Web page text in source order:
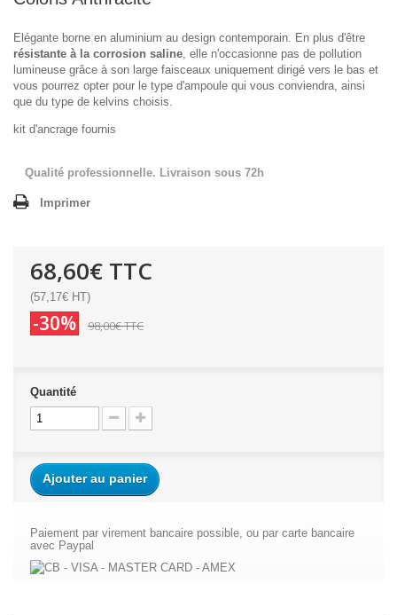
Elégante borne en aluminium au design contemporain. En plus d'être
résistante à la corrosion saline, elle n'occasionne pas de pollution
lumineuse grâce à son large faisceaux uniquement dirigé vers le bas et
vous pourrez opter pour le type d'ampoule qui vous conviendra, ainsi
que du type de kelvins choisis.
kit d'ancrage fournis
Qualité professionnelle. Livraison sous 72h
Imprimer
68,60€ TTC
(57,17€ HT)
-30% 98,00€TTC
Quantité
Ajouter au panier
Paiement par virement bancaire possible, ou par carte bancaire
avec Paypal